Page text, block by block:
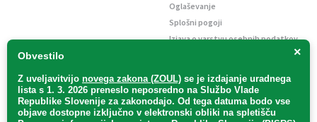
×
Obvestilo
Z uveljavitvijo novega zakona (ZOUL) se je izdajanje uradnega
lista s 1. 3. 2026 preneslo neposredno na Službo Vlade
Republike Slovenije za zakonodajo. Od tega datuma bodo vse
objave dostopne izključno v elektronski obliki na spletišču
Oglaševanje
Splošni pogoji
Izjava o varstvu osebnih podatkov